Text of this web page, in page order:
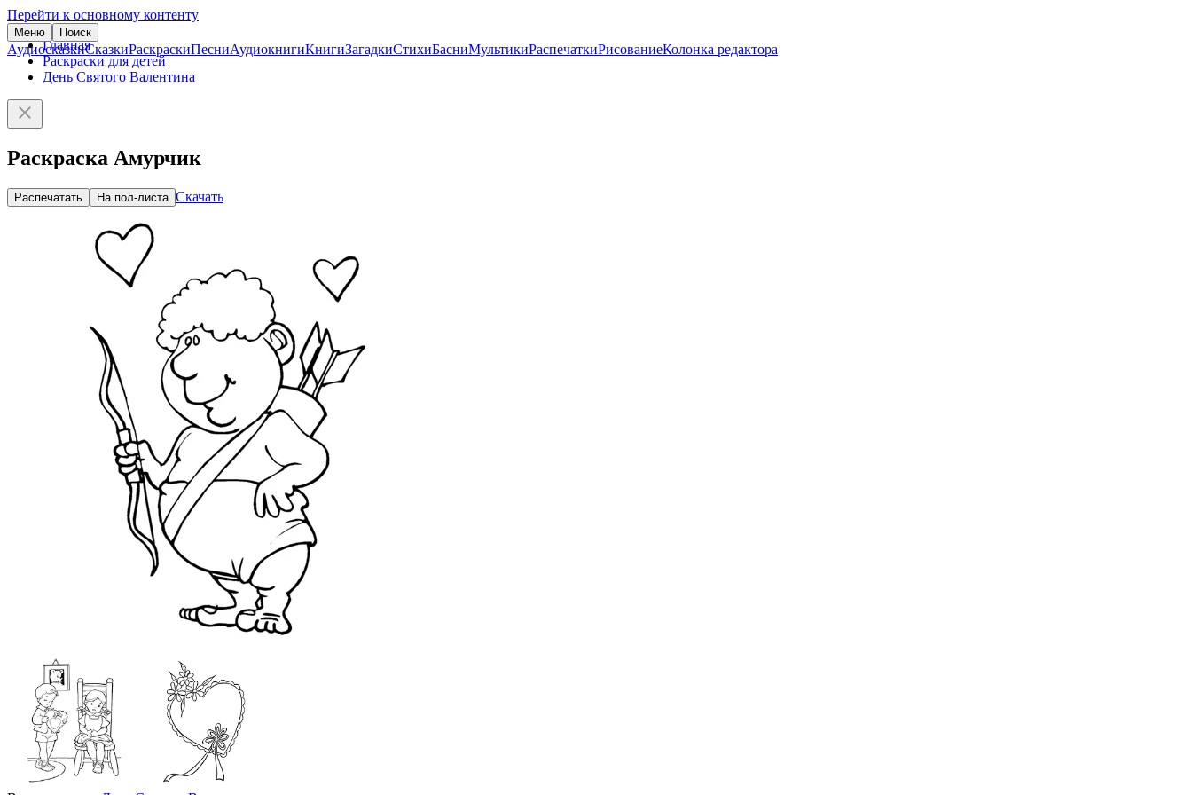
Перейти к основному контенту
Меню Поиск
АудиосказкиСказкиРаскраскиПесниАудиокнигиКнигиЗагадкиСтихиБасниМультикиРаспечаткиРисованиеКолонка редактора
Главная
Раскраски для детей
День Святого Валентина
Раскраска Амурчик
Распечатать На пол-листа Скачать